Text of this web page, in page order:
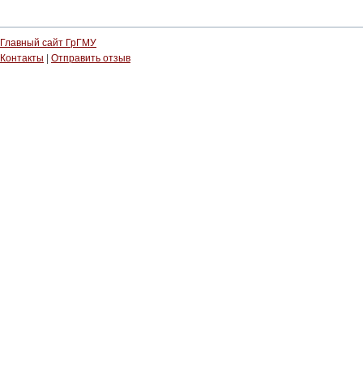
Главный сайт ГрГМУ
Контакты
Отправить отзыв